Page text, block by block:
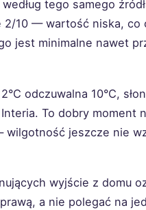
tego samego
2/10 — wartość niska, co
jest minimalne nawet
odczuwalna 10°C,
To dobry moment
jeszcze nie
wyjście z domu
a nie polegać na